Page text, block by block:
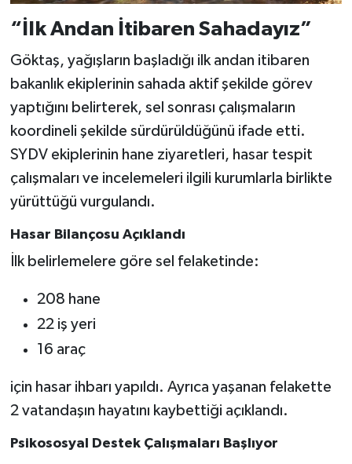
“İlk Andan İtibaren Sahadayız”
Göktaş, yağışların başladığı ilk andan itibaren
bakanlık ekiplerinin sahada aktif şekilde görev
yaptığını belirterek, sel sonrası çalışmaların
koordineli şekilde sürdürüldüğünü ifade etti.
SYDV ekiplerinin hane ziyaretleri, hasar tespit
çalışmaları ve incelemeleri ilgili kurumlarla birlikte
yürüttüğü vurgulandı.
Hasar Bilançosu Açıklandı
İlk belirlemelere göre sel felaketinde:
208 hane
22 iş yeri
16 araç
için hasar ihbarı yapıldı. Ayrıca yaşanan felakette
2 vatandaşın hayatını kaybettiği açıklandı.
Psikososyal Destek Çalışmaları Başlıyor